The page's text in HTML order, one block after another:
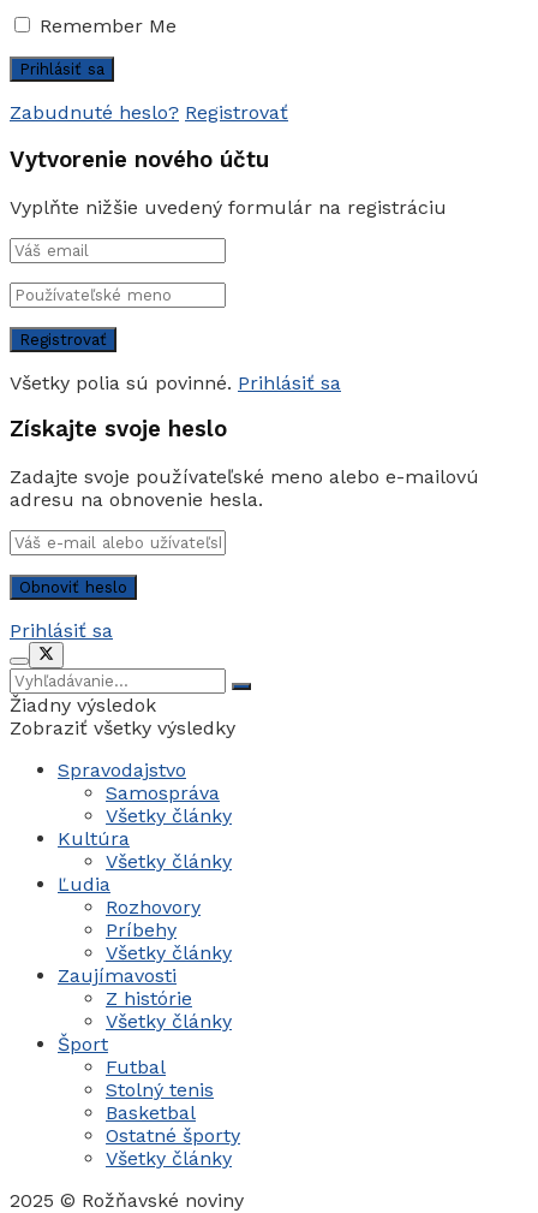
Remember Me
Zabudnuté heslo? Registrovať
Vytvorenie nového účtu
Vyplňte nižšie uvedený formulár na registráciu
Všetky polia sú povinné. Prihlásiť sa
Získajte svoje heslo
Zadajte svoje používateľské meno alebo e-mailovú
adresu na obnovenie hesla.
Prihlásiť sa
Žiadny výsledok
Zobraziť všetky výsledky
Spravodajstvo
Samospráva
Všetky články
Kultúra
Všetky články
Ľudia
Rozhovory
Príbehy
Všetky články
Zaujímavosti
Z histórie
Všetky články
Šport
Futbal
Stolný tenis
Basketbal
Ostatné športy
Všetky články
2025 © Rožňavské noviny